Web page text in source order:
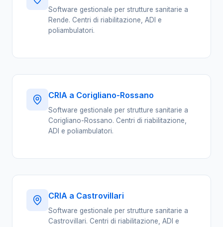
Software gestionale per strutture sanitarie a
Rende. Centri di riabilitazione, ADI e
poliambulatori.
CRIA a Corigliano-Rossano
Software gestionale per strutture sanitarie a
Corigliano-Rossano. Centri di riabilitazione,
ADI e poliambulatori.
CRIA a Castrovillari
Software gestionale per strutture sanitarie a
Castrovillari. Centri di riabilitazione, ADI e